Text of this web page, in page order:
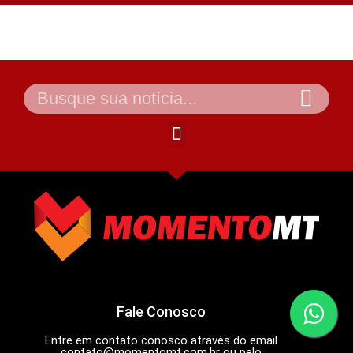
Fale Conosco
Entre em contato conosco através do email